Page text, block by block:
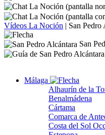
Vídeos La Noción | San Pedro
San
Málaga
Alhaurín de la
Benalmádena
Cártama
Comarca de
Costa del Sol